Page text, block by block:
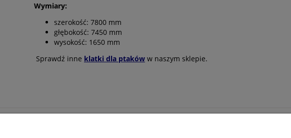
Wymiary:
szerokość: 7800 mm
głębokość: 7450 mm
wysokość: 1650 mm
Sprawdź inne klatki dla ptaków w naszym sklepie.